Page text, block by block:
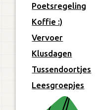
Poetsregeling
Koffie :)
Vervoer
Klusdagen
Tussendoortjes
Leesgroepjes